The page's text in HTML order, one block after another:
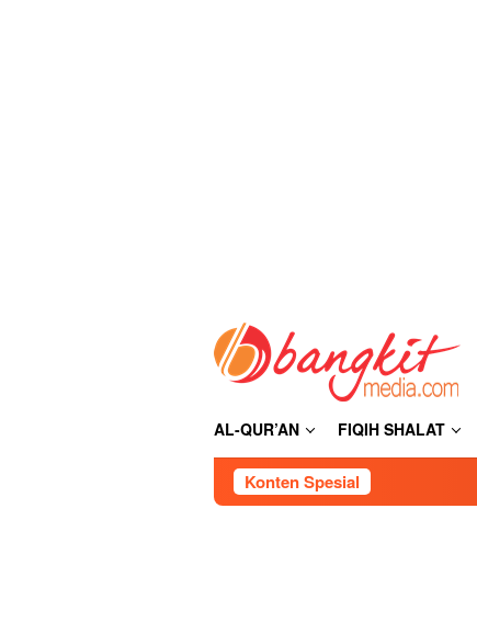
AL-QUR’AN FIQIH SHALAT
Konten Spesial